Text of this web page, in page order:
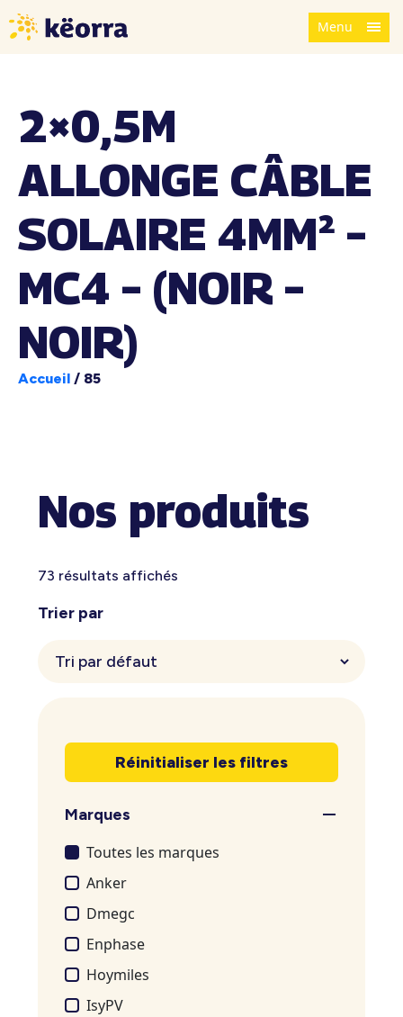
Menu
2×0,5M
ALLONGE CÂBLE
SOLAIRE 4MM² –
MC4 – (NOIR –
NOIR)
Accueil / 85
Nos produits
73 résultats affichés
Trier par
Réinitialiser les filtres
Marques
Toutes les marques
Anker
Dmegc
Enphase
Hoymiles
IsyPV